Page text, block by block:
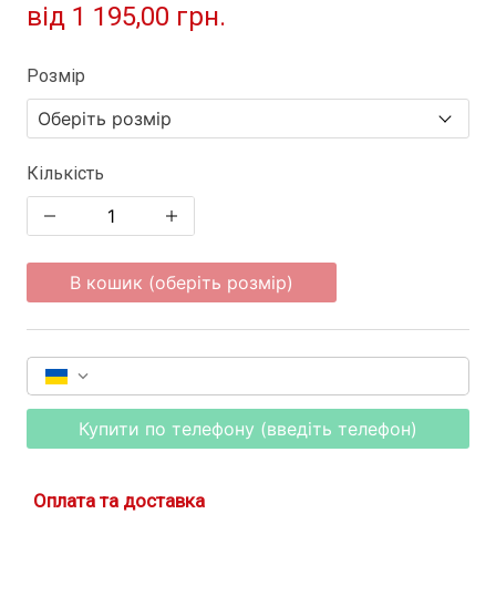
від 1 195,00 грн.
Розмір
Кількість
В кошик (оберіть розмір)
Купити по телефону (введіть телефон)
Оплата та доставка